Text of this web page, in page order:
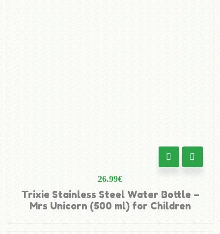
26.99€
Trixie Stainless Steel Water Bottle –
Mrs Unicorn (500 ml) for Children